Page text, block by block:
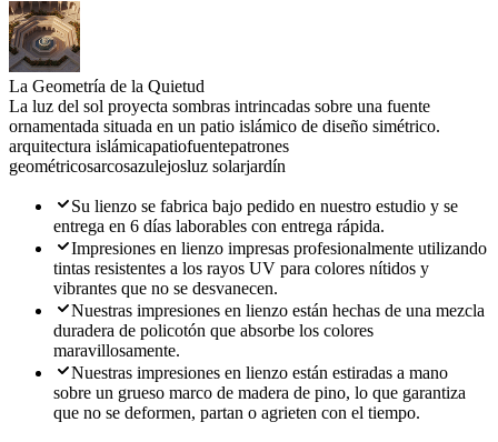
La Geometría de la Quietud
La luz del sol proyecta sombras intrincadas sobre una fuente
ornamentada situada en un patio islámico de diseño simétrico.
arquitectura islámicapatiofuentepatrones
geométricosarcosazulejosluz solarjardín
Su lienzo se fabrica bajo pedido en nuestro estudio y se
entrega en 6 días laborables con entrega rápida.
Impresiones en lienzo impresas profesionalmente utilizando
tintas resistentes a los rayos UV para colores nítidos y
vibrantes que no se desvanecen.
Nuestras impresiones en lienzo están hechas de una mezcla
duradera de policotón que absorbe los colores
maravillosamente.
Nuestras impresiones en lienzo están estiradas a mano
sobre un grueso marco de madera de pino, lo que garantiza
que no se deformen, partan o agrieten con el tiempo.